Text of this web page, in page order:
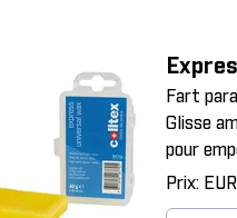
Fart
Glisse
pour
Prix: